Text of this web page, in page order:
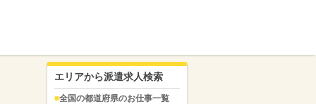
エリアから派遣求人検索
全国の都道府県のお仕事一覧